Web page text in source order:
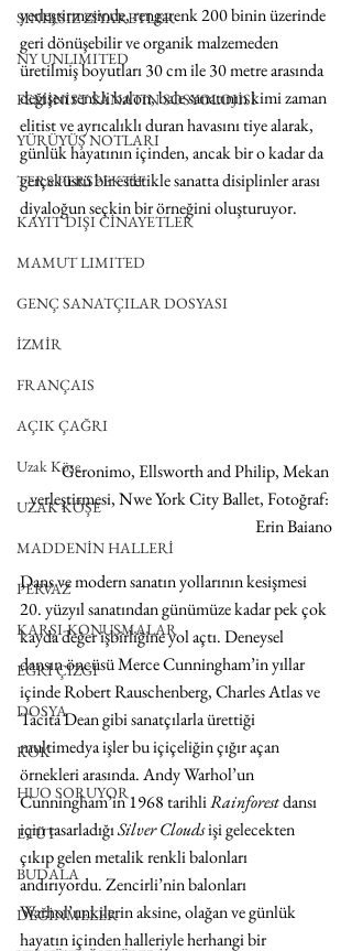
SINIRSIZ ZİYARETLER
NY UNLIMITED
FEMİNİST SANATIN SOSYOLOJİSİ
YÜRÜYÜŞ NOTLARI
TERS PERSPEKTİF
KAYIT DIŞI CİNAYETLER
MAMUT LIMITED
GENÇ SANATÇILAR DOSYASI
İZMİR
FRANÇAIS
AÇIK ÇAĞRI
Uzak Köşe
UZAK KÖŞE
MADDENİN HALLERİ
PERVAZ
KARŞI-KONUŞMALAR
EĞRİ ÇİZGİ
DOSYA
KÖK
HUO SORUYOR
ETÜT
BUDALA
DEĞİNMELER
yerleştirmesinde, rengarenk 200 binin üzerinde
geri dönüşebilir ve organik malzemeden
üretilmiş boyutları 30 cm ile 30 metre arasında
değişen renkli balon, bale sanatının kimi zaman
elitist ve ayrıcalıklı duran havasını tiye alarak,
günlük hayatının içinden, ancak bir o kadar da
gerçeküstü bir estetikle sanatta disiplinler arası
diyaloğun seçkin bir örneğini oluşturuyor.
Geronimo, Ellsworth and Philip, Mekan
yerleştirmesi, Nwe York City Ballet, Fotoğraf:
Erin Baiano
Dans ve modern sanatın yollarının kesişmesi
20. yüzyıl sanatından günümüze kadar pek çok
kayda değer işbirliğine yol açtı. Deneysel
dansın öncüsü Merce Cunningham’in yıllar
içinde Robert Rauschenberg, Charles Atlas ve
Tacita Dean gibi sanatçılarla ürettiği
multimedya işler bu içiçeliğin çığır açan
örnekleri arasında. Andy Warhol’un
Cunningham’in 1968 tarihli Rainforest dansı
için tasarladığı Silver Clouds işi gelecekten
çıkıp gelen metalik renkli balonları
andırıyordu. Zencirli’nin balonları
Warhol’unkilerin aksine, olağan ve günlük
hayatın içinden halleriyle herhangi bir